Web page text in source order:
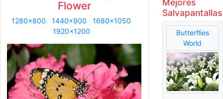
Flower
1280x800 1440x900
1680x1050
1920x1200
Mejores
Salvapantallas
Butterflies
World